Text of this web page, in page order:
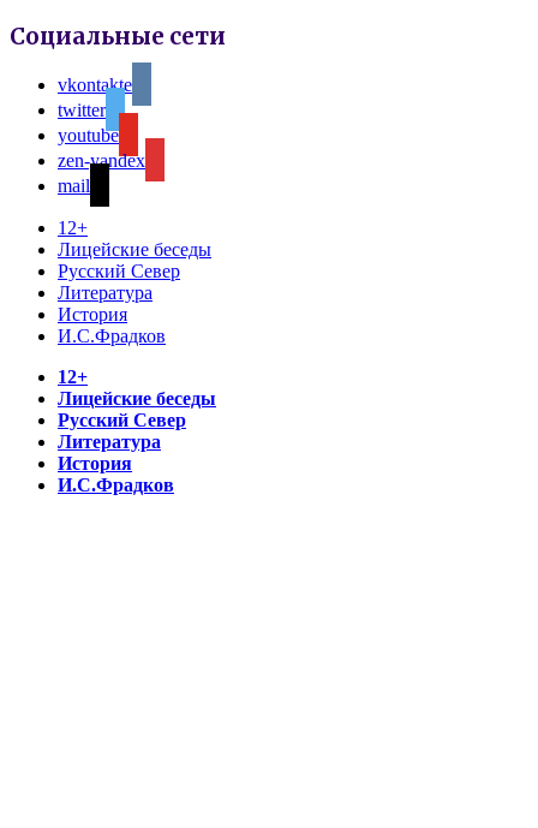
Социальные сети
vkontakte
twitter
youtube
zen-yandex
mail
12+
Лицейские беседы
Русский Север
Литература
История
И.С.Фрадков
12+
Лицейские беседы
Русский Север
Литература
История
И.С.Фрадков